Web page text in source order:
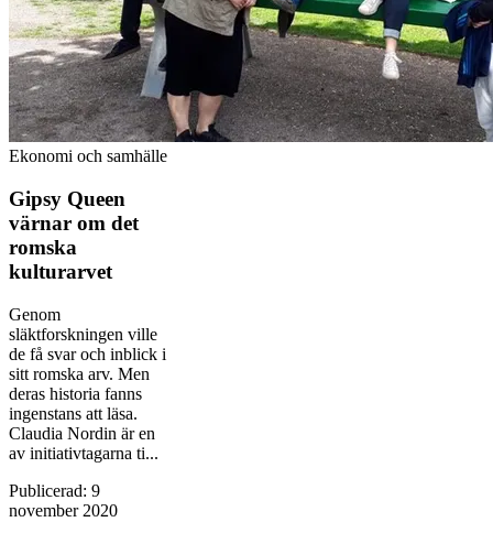
Ekonomi och samhälle
Gipsy Queen
värnar om det
romska
kulturarvet
Genom
släktforskningen ville
de få svar och inblick i
sitt romska arv. Men
deras historia fanns
ingenstans att läsa.
Claudia Nordin är en
av initiativtagarna ti...
Publicerad: 9
november 2020